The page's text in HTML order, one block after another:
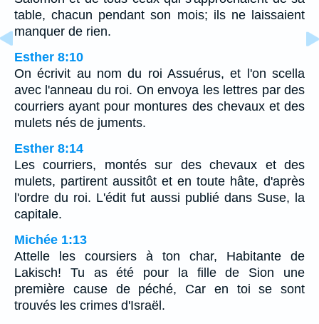
table, chacun pendant son mois; ils ne laissaient
manquer de rien.
Esther 8:10
On écrivit au nom du roi Assuérus, et l'on scella
avec l'anneau du roi. On envoya les lettres par des
courriers ayant pour montures des chevaux et des
mulets nés de juments.
Esther 8:14
Les courriers, montés sur des chevaux et des
mulets, partirent aussitôt et en toute hâte, d'après
l'ordre du roi. L'édit fut aussi publié dans Suse, la
capitale.
Michée 1:13
Attelle les coursiers à ton char, Habitante de
Lakisch! Tu as été pour la fille de Sion une
première cause de péché, Car en toi se sont
trouvés les crimes d'Israël.